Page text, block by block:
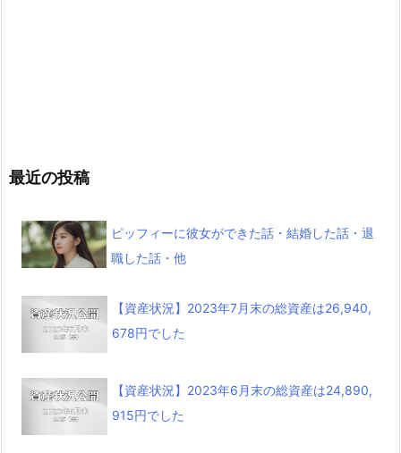
最近の投稿
ピッフィーに彼女ができた話・結婚した話・退
職した話・他
【資産状況】2023年7月末の総資産は26,940,
678円でした
【資産状況】2023年6月末の総資産は24,890,
915円でした